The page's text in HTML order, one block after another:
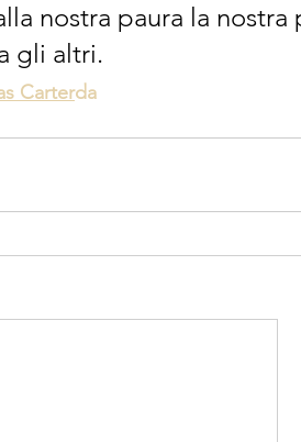
nostra paura la nostra
gli altri.
Carterda